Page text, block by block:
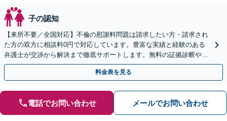
子の認知
【来所不要／全国対応】不倫の慰謝料問題は請求したい方・請求され
た方の双方に相談料0円で対応しています。豊富な実績と経験のある
弁護士が交渉から解決まで徹底サポートします。無料の証拠診断や着
手金の返還保証もありますので安心してご相談ください。
料金表を見る
電話でお問い合わせ メールでお問い合わせ